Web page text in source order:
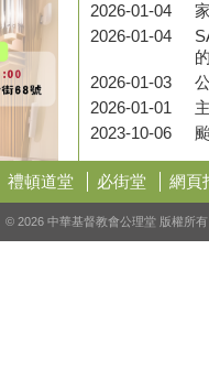
2026-01-04
2026-01-04
2026-01-03
2026-01-01
2023-10-06
禮頓道堂 必街堂 網頁
© 2026 中華基督教會公理堂 版權所